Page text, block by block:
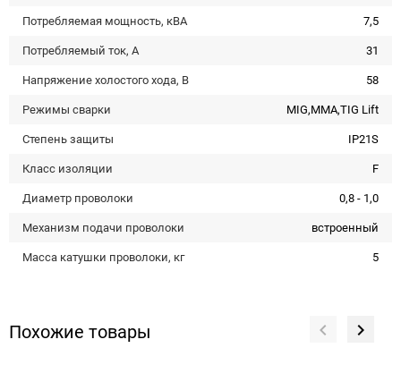
Потребляемая мощность, кВА 7,5
Потребляемый ток, А 31
Напряжение холостого хода, В 58
Режимы сварки MIG,MMA,TIG Lift
Степень защиты IP21S
Класс изоляции F
Диаметр проволоки 0,8 - 1,0
Механизм подачи проволоки встроенный
Масса катушки проволоки, кг 5
Похожие товары